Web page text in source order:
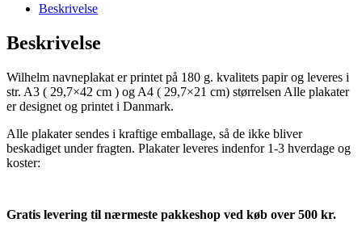
Beskrivelse
Beskrivelse
Wilhelm navneplakat er printet på 180 g. kvalitets papir og leveres i
str. A3 ( 29,7×42 cm ) og A4 ( 29,7×21 cm) størrelsen Alle plakater
er designet og printet i Danmark.
Alle plakater sendes i kraftige emballage, så de ikke bliver
beskadiget under fragten. Plakater leveres indenfor 1-3 hverdage og
koster:
Gratis levering til nærmeste pakkeshop ved køb over 500 kr.